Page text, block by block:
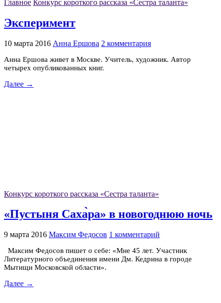
Главное Конкурс короткого рассказа «Сестра таланта»
Эксперимент
10 марта 2016 Анна Ершова 2 комментария
Анна Ершова живет в Москве. Учитель, художник. Автор
четырех опубликованных книг.
Далее →
Конкурс короткого рассказа «Сестра таланта»
«Пустыня Саха̀ра» в новогоднюю ночь
9 марта 2016 Максим Федосов 1 комментарий
Максим Федосов пишет о себе: «Мне 45 лет. Участник
Литературного объединения имени Дм. Кедрина в городе
Мытищи Московской области».
Далее →